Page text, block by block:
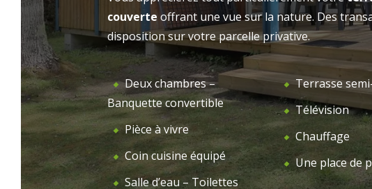
couverte offrant une vue sur la nature. Des
disposition sur votre parcelle privative.
Deux chambres –
Banquette convertible
Pièce à vivre
Coin cuisine équipé
Salle d’eau – Toilettes
Terrasse
Télévision
Chauffage
Une place de